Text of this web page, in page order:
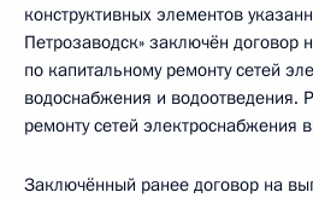
конструктивных элементов
Петрозаводск» заключён договор
по капитальному ремонту сетей
водоснабжения и водоотведения.
ремонту сетей электроснабжения
Заключённый ранее договор на